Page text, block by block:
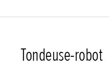
Tondeuse-robot